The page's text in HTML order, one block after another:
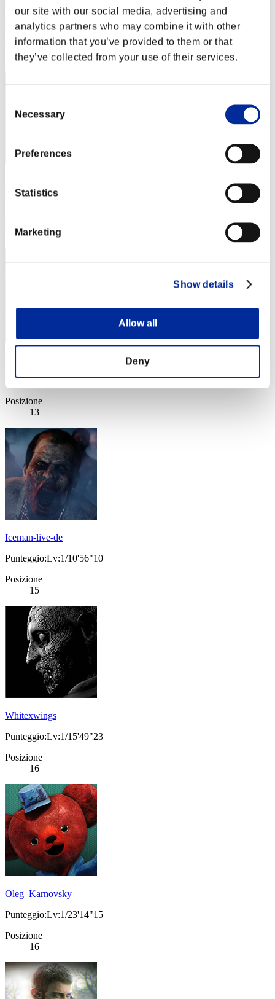
our site with our social media, advertising and
analytics partners who may combine it with other
information that you’ve provided to them or that
they’ve collected from your use of their services.
Selection
Necessary
Preferences
Statistics
Marketing
Show details
Allow all
Deny
Punteggio:Lv:1/10'35"62
Posizione
11
13
Punteggio:Lv:1/10'56"10
Posizione
13
Iceman-live-de
Punteggio:Lv:1/10'56"10
Posizione
15
Whitexwings
Punteggio:Lv:1/15'49"23
Posizione
16
Oleg_Karnovsky_
Punteggio:Lv:1/23'14"15
Posizione
16